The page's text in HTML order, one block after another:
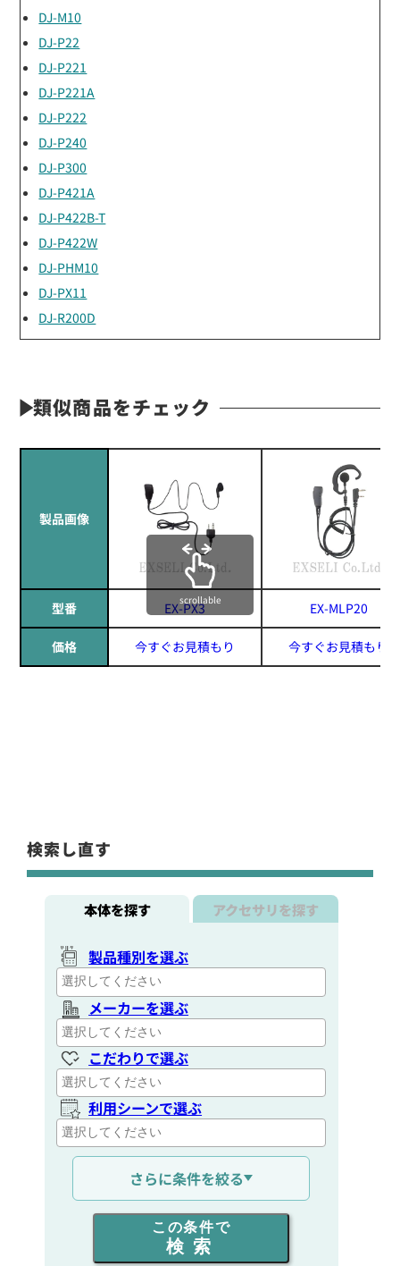
DJ-M10
DJ-P22
DJ-P221
DJ-P221A
DJ-P222
DJ-P240
DJ-P300
DJ-P421A
DJ-P422B-T
DJ-P422W
DJ-PHM10
DJ-PX11
DJ-R200D
類似商品をチェック
製品画像
型番 EX-PX3 EX-MLP20
価格 今すぐお見積もり 今すぐお見積もり
scrollable
検索し直す
本体を探す アクセサリを探す
製品種別を選ぶ
メーカーを選ぶ
こだわりで選ぶ
利用シーンで選ぶ
通信距離を選ぶ
出力を選ぶ
同時通話人数を選ぶ
さらに条件を絞る
この条件で
検索